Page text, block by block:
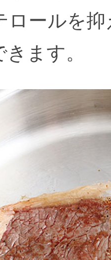
ロールを
ます。